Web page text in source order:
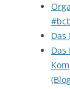
Das